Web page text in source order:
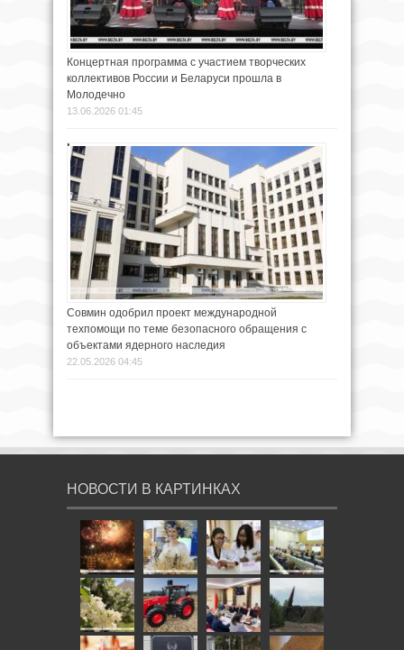
Концертная программа с участием творческих
коллективов России и Беларуси прошла в
Молодечно
13.06.2026 01:45
Совмин одобрил проект международной
техпомощи по теме безопасного обращения с
объектами ядерного наследия
22.05.2026 04:45
НОВОСТИ В КАРТИНКАХ